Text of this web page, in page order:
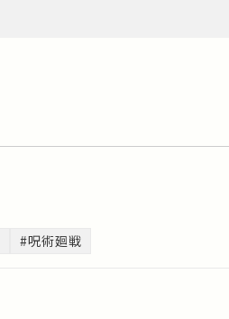
#呪術廻戦